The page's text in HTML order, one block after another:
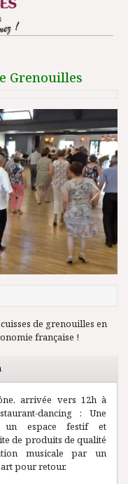
Grenouilles
Suivant
de grenouilles en
française !
arrivée vers 12h à
dancing : Une
un espace festif et
de produits de qualité
musicale par un
pour retour.